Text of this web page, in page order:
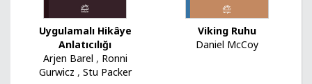
Uygulamalı Hikâye
Anlatıcılığı
Arjen Barel , Ronni
Gurwicz , Stu Packer
Viking Ruhu
Daniel McCoy